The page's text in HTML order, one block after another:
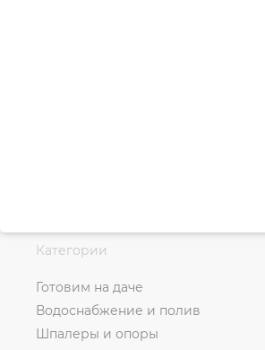
Категории
Готовим на даче
Водоснабжение и полив
Шпалеры и опоры